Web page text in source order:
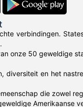
verbindingen.
onze 50 geweldige
diversiteit en het
die zowel
Amerikaanse